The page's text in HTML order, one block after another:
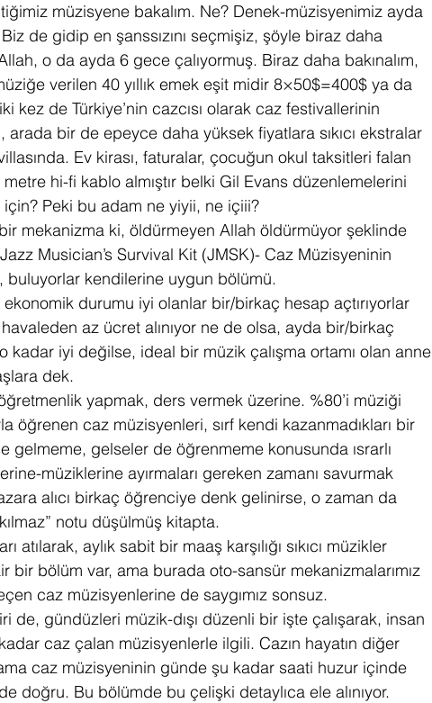
müzisyene bakalım. Ne? Denek-müzisyenimiz ayda
de gidip en şanssızını seçmişiz, şöyle biraz daha
o da ayda 6 gece çalıyormuş. Biraz daha bakınalım,
verilen 40 yıllık emek eşit midir 8×50$=400$ ya da
kez de Türkiye’nin cazcısı olarak caz festivallerinin
arada bir de epeyce daha yüksek fiyatlara sıkıcı ekstralar
Ev kirası, faturalar, çocuğun okul taksitleri falan
hi-fi kablo almıştır belki Gil Evans düzenlemelerini
Peki bu adam ne yiyii, ne içiii?
mekanizma ki, öldürmeyen Allah öldürmüyor şeklinde
Musician’s Survival Kit (JMSK)- Caz Müzisyeninin
buluyorlar kendilerine uygun bölümü.
durumu iyi olanlar bir/birkaç hesap açtırıyorlar
az ücret alınıyor ne de olsa, ayda bir/birkaç
kadar iyi değilse, ideal bir müzik çalışma ortamı olan anne
dek.
yapmak, ders vermek üzerine. %80’i müziği
öğrenen caz müzisyenleri, sırf kendi kazanmadıkları bir
gelmeme, gelseler de öğrenmeme konusunda ısrarlı
müziklerine ayırmaları gereken zamanı savurmak
alıcı birkaç öğrenciye denk gelinirse, o zaman da
notu düşülmüş kitapta.
atılarak, aylık sabit bir maaş karşılığı sıkıcı müzikler
bir bölüm var, ama burada oto-sansür mekanizmalarımız
caz müzisyenlerine de saygımız sonsuz.
de, gündüzleri müzik-dışı düzenli bir işte çalışarak, insan
caz çalan müzisyenlerle ilgili. Cazın hayatın diğer
caz müzisyeninin günde şu kadar saati huzur içinde
doğru. Bu bölümde bu çelişki detaylıca ele alınıyor.